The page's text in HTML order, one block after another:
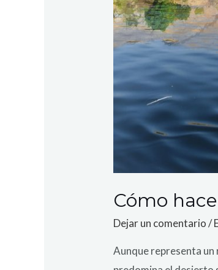
Cómo
Dejar un comentario /
Aunque representa un